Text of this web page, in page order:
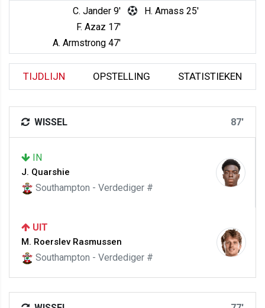
C. Jander 9'
F. Azaz 17'
A. Armstrong 47'
H. Amass 25'
TIJDLIJN OPSTELLING STATISTIEKEN
WISSEL 87'
IN
J. Quarshie
Southampton - Verdediger #
UIT
M. Roerslev Rasmussen
Southampton - Verdediger #